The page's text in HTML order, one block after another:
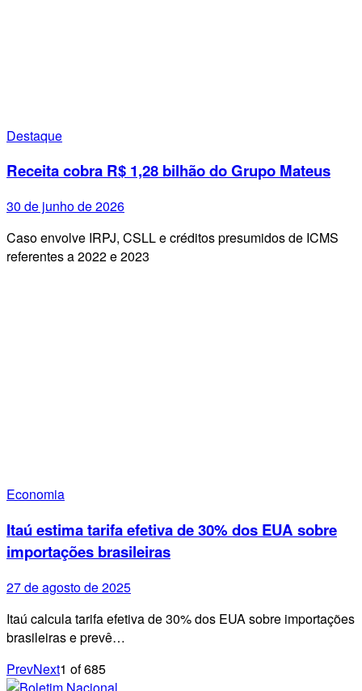
Destaque
Receita cobra R$ 1,28 bilhão do Grupo Mateus
30 de junho de 2026
Caso envolve IRPJ, CSLL e créditos presumidos de ICMS
referentes a 2022 e 2023
Economia
Itaú estima tarifa efetiva de 30% dos EUA sobre
importações brasileiras
27 de agosto de 2025
Itaú calcula tarifa efetiva de 30% dos EUA sobre importações
brasileiras e prevê…
PrevNext1 of685